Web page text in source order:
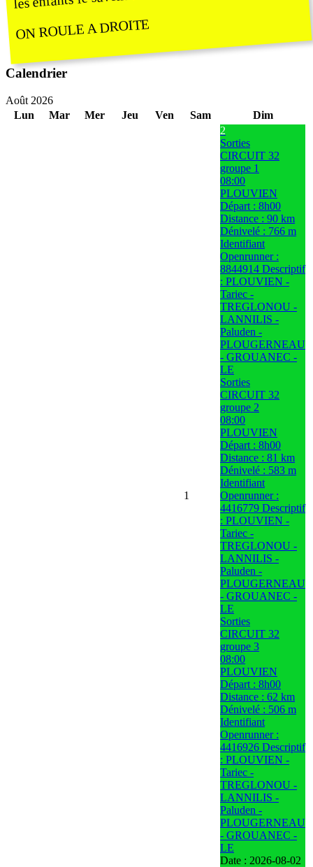
ON ROULE A DROITE
Calendrier
Août 2026
Lun
Mar Mer Jeu Ven Sam Dim
1
2
Sorties
CIRCUIT 32
groupe 1
08:00
PLOUVIEN
Départ : 8h00
Distance : 90 km
Dénivelé : 766 m
Identifiant
Openrunner :
8844914 Descriptif
: PLOUVIEN -
Tariec -
TREGLONOU -
LANNILIS -
Paluden -
PLOUGERNEAU
- GROUANEC -
LE
Sorties
CIRCUIT 32
groupe 2
08:00
PLOUVIEN
Départ : 8h00
Distance : 81 km
Dénivelé : 583 m
Identifiant
Openrunner :
4416779 Descriptif
: PLOUVIEN -
Tariec -
TREGLONOU -
LANNILIS -
Paluden -
PLOUGERNEAU
- GROUANEC -
LE
Sorties
CIRCUIT 32
groupe 3
08:00
PLOUVIEN
Départ : 8h00
Distance : 62 km
Dénivelé : 506 m
Identifiant
Openrunner :
4416926 Descriptif
: PLOUVIEN -
Tariec -
TREGLONOU -
LANNILIS -
Paluden -
PLOUGERNEAU
- GROUANEC -
LE
Date : 2026-08-02